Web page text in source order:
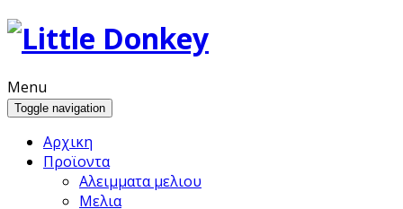
Menu
Toggle navigation
Αρχικη
Προϊoντα
Αλειμματα μελιου
Μελια